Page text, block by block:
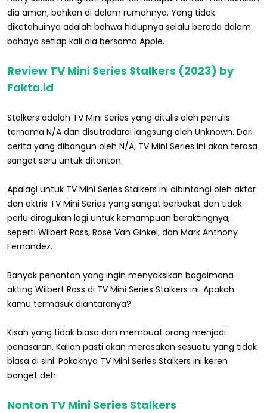
dia aman, bahkan di dalam rumahnya. Yang tidak
diketahuinya adalah bahwa hidupnya selalu berada dalam
bahaya setiap kali dia bersama Apple.
Review TV Mini Series Stalkers (2023) by
Fakta.id
Stalkers adalah TV Mini Series yang ditulis oleh penulis
ternama N/A dan disutradarai langsung oleh Unknown. Dari
cerita yang dibangun oleh N/A, TV Mini Series ini akan terasa
sangat seru untuk ditonton.
Apalagi untuk TV Mini Series Stalkers ini dibintangi oleh aktor
dan aktris TV Mini Series yang sangat berbakat dan tidak
perlu diragukan lagi untuk kemampuan beraktingnya,
seperti Wilbert Ross, Rose Van Ginkel, dan Mark Anthony
Fernandez.
Banyak penonton yang ingin menyaksikan bagaimana
akting Wilbert Ross di TV Mini Series Stalkers ini. Apakah
kamu termasuk diantaranya?
Kisah yang tidak biasa dan membuat orang menjadi
penasaran. Kalian pasti akan merasakan sesuatu yang tidak
biasa di sini. Pokoknya TV Mini Series Stalkers ini keren
banget deh.
Nonton TV Mini Series Stalkers